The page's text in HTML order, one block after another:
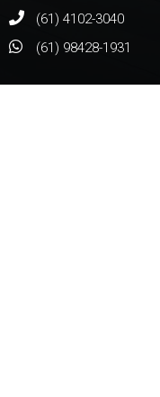
(61) 4102-3040
(61) 98428-1931